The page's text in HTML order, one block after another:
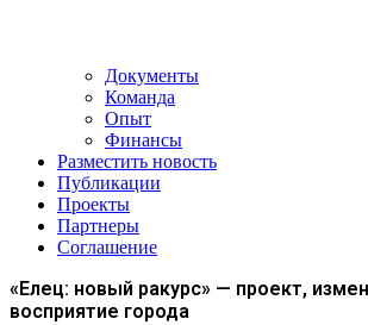
Документы
Команда
Опыт
Финансы
Разместить новость
Публикации
Проекты
Партнеры
Соглашение
«Елец: новый ракурс» — проект,
восприятие города